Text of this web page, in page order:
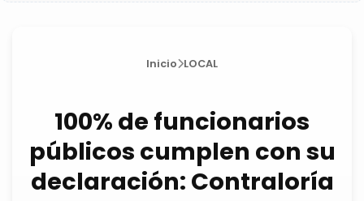
Inicio LOCAL
100% de funcionarios
públicos cumplen con su
declaración: Contraloría